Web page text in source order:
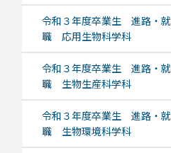
令和３年度卒業生 進路・就
職 応用生物科学科
令和３年度卒業生 進路・就
職 生物生産科学科
令和３年度卒業生 進路・就
職 生物環境科学科